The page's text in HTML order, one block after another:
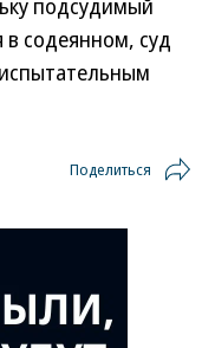
подсудимый
в содеянном, суд
Поделиться